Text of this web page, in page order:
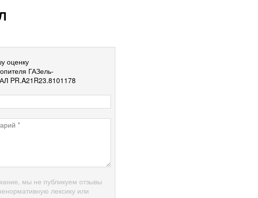
оценку
ГАЗель-
PR.A21R23.8101178
мы не публикуем отзывы
лексику или